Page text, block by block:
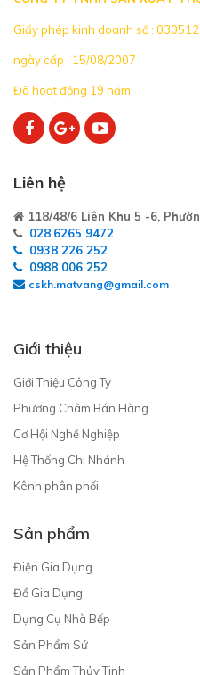
Giấy phép kinh doanh số :
ngày cấp : 15/08/2007
Đã hoạt động 19 năm
Liên hệ
118/48/6 Liên Khu 5 -6,
028.6265 9472
0938 226 252
0988 006 252
cskh.matvang@gmail.com
Giới thiệu
Giới Thiệu Công Ty
Phương Châm Bán Hàng
Cơ Hội Nghề Nghiệp
Hệ Thống Chi Nhánh
Kênh phân phối
Sản phẩm
Điện Gia Dụng
Đồ Gia Dụng
Dụng Cụ Nhà Bếp
Sản Phẩm Sứ
Sản Phẩm Thủy Tinh